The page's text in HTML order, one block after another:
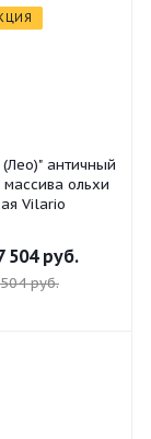
античный
ольхи
Vilario
504 руб.
руб.